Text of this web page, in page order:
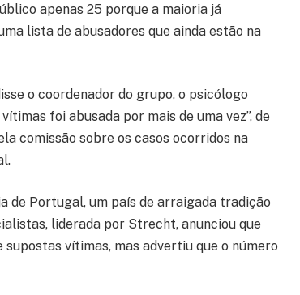
apenas 25 porque a maioria já
lista de abusadores que ainda estão na
o coordenador do grupo, o psicólogo
foi abusada por mais de uma vez”, de
comissão sobre os casos ocorridos na
de Portugal, um país de arraigada tradição
liderada por Strecht, anunciou que
vítimas, mas advertiu que o número